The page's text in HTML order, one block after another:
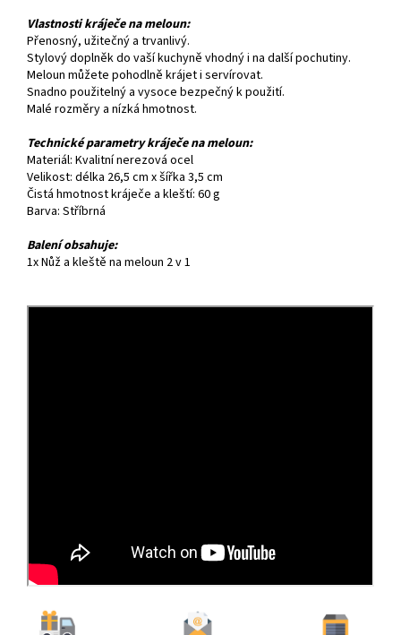
Vlastnosti kráječe na meloun:
Přenosný, užitečný a trvanlivý.
Stylový doplněk do vaší kuchyně vhodný i na další pochutiny.
Meloun můžete pohodlně krájet i servírovat.
Snadno použitelný a vysoce bezpečný k použití.
Malé rozměry a nízká hmotnost.
Technické parametry kráječe na meloun:
Materiál: Kvalitní nerezová ocel
Velikost: délka 26,5 cm x šířka 3,5 cm
Čistá hmotnost kráječe a kleští: 60 g
Barva: Stříbrná
Balení obsahuje:
1x Nůž a kleště na meloun 2 v 1